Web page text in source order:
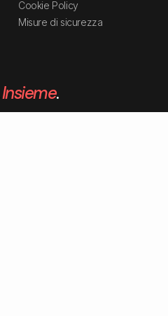
Cookie Policy
Misure di sicurezza
Insieme.